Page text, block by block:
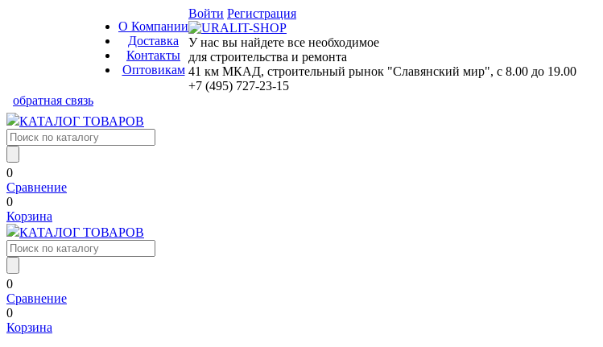
О Компании
Доставка
Контакты
Оптовикам
Войти Регистрация
У нас вы найдете все необходимое
для строительства и ремонта
41 км МКАД, строительный рынок "Славянский мир", с 8.00 до 19.00
+7 (495) 727-23-15
обратная связь
КАТАЛОГ ТОВАРОВ
0
Сравнение
0
Корзина
КАТАЛОГ ТОВАРОВ
0
Сравнение
0
Корзина